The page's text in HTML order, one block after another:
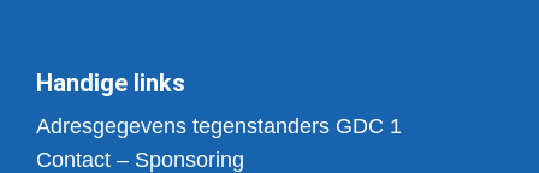
Handige links
Adresgegevens tegenstanders GDC 1
Contact – Sponsoring